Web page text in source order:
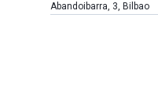
Bilbao
Abandoibarra, 3, Bilbao